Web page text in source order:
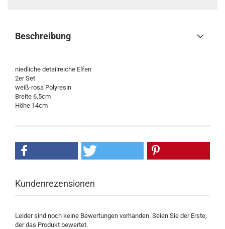
Beschreibung
niedliche detailreiche Elfen
2er Set
weiß-rosa Polyresin
Breite 6,5cm
Höhe 14cm
Kundenrezensionen
Leider sind noch keine Bewertungen vorhanden. Seien Sie der Erste,
der das Produkt bewertet.